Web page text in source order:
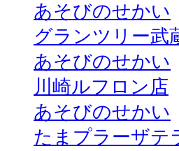
あそびのせかい
グランツリー武
あそびのせかい
川崎ルフロン店
あそびのせかい
たまプラーザテ